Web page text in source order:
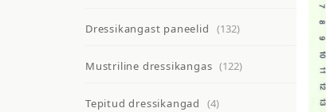
Dressikangast paneelid (132)
Mustriline dressikangas (122)
Tepitud dressikangad (4)